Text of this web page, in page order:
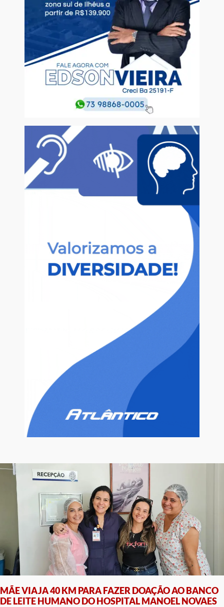
MÃE VIAJA 40 KM PARA FAZER DOAÇÃO AO BANCO
DE LEITE HUMANO DO HOSPITAL MANOEL NOVAES